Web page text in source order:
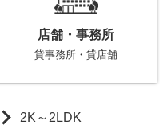
店舗・事務所
貸事務所・貸店舗
2K～2LDK